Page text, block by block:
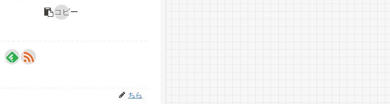
コピー
ちら